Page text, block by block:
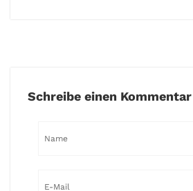
Schreibe einen Kommentar